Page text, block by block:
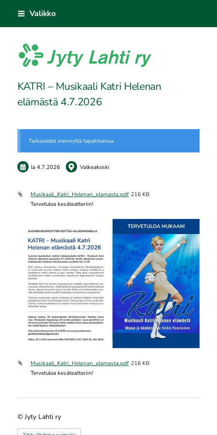
sisältöön
Valikko
Jyty Lahti ry
KATRI – Musikaali Katri Helenan
elämästä 4.7.2026
Tarkastelet mennyttä tapahtumaa.
la 4.7.2026 Valkeakoski
Musikaali_Katri_Helenan_elamasta.pdf 216 KB
Tervetuloa kesäteatteriin!
Musikaali_Katri_Helenan_elamasta.pdf 216 KB
Tervetuloa kesäteatteriin!
© Jyty Lahti ry